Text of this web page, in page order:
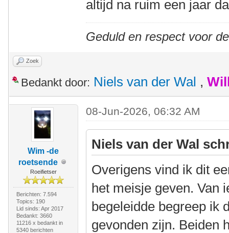
altijd na ruim een jaar
Geduld en respect voor
Zoek
Bedankt door: Niels van der Wal ,
Wim -de
roetsende
Roeifietser
Berichten: 7.594
Topics: 190
Lid sinds: Apr 2017
Bedankt: 3660
11216 x bedankt in
5340 berichten
08-Jun-2026, 06:32 AM
Niels van der Wal
Overigens vind ik dit
het meisje geven. Van
begeleidde begreep ik
gevonden zijn. Beiden